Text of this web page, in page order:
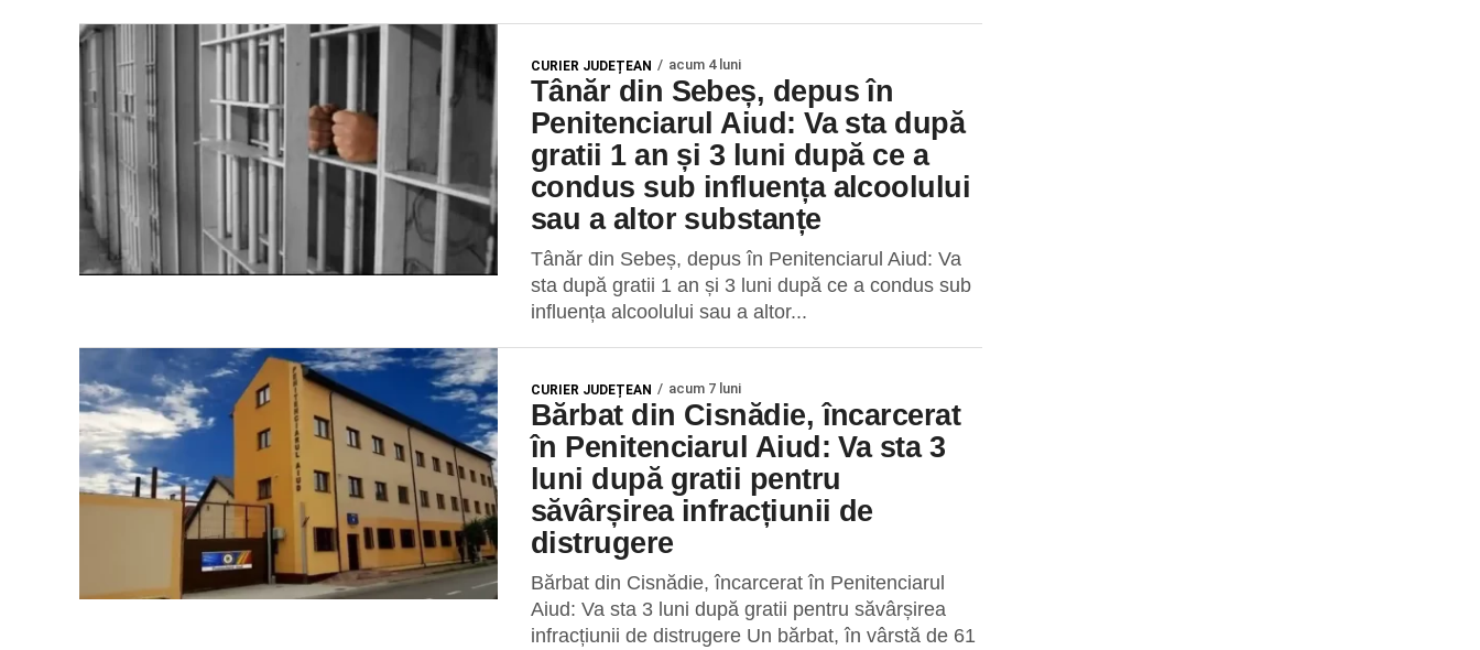
CURIER JUDEȚEAN acum 4 luni
Tânăr din Sebeș, depus în
Penitenciarul Aiud: Va sta după
gratii 1 an și 3 luni după ce a
condus sub influența alcoolului
sau a altor substanțe
Tânăr din Sebeș, depus în Penitenciarul Aiud: Va
sta după gratii 1 an și 3 luni după ce a condus sub
influența alcoolului sau a altor...
CURIER JUDEȚEAN acum 7 luni
Bărbat din Cisnădie, încarcerat
în Penitenciarul Aiud: Va sta 3
luni după gratii pentru
săvârșirea infracțiunii de
distrugere
Bărbat din Cisnădie, încarcerat în Penitenciarul
Aiud: Va sta 3 luni după gratii pentru săvârșirea
infracțiunii de distrugere Un bărbat, în vârstă de 61